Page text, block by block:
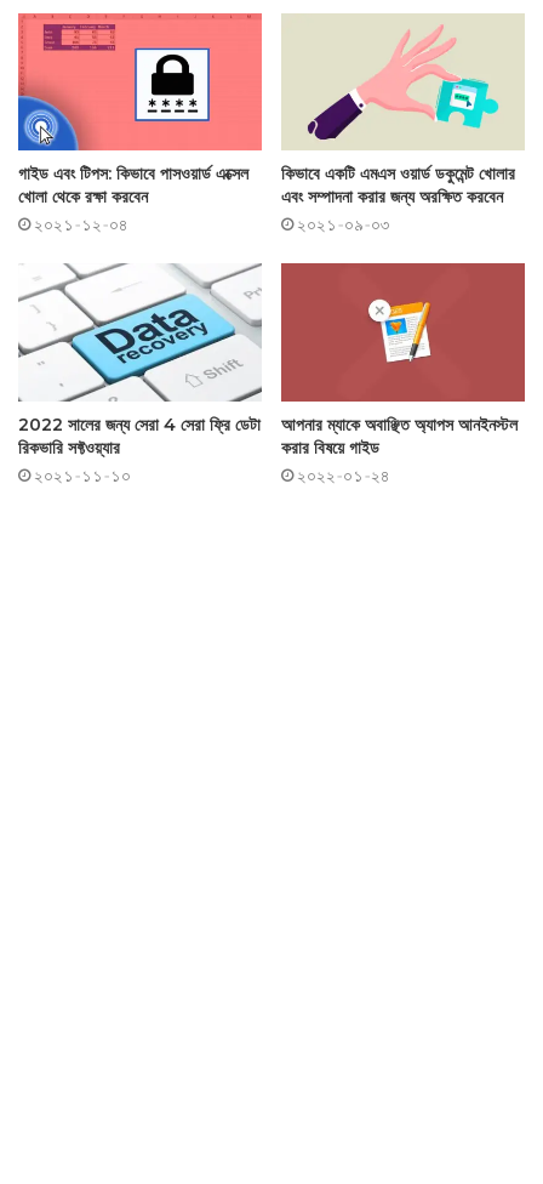
গাইড এবং টিপস: কিভাবে পাসওয়ার্ড এক্সেল
খোলা থেকে রক্ষা করবেন
২০২১-১২-০৪
কিভাবে একটি এমএস ওয়ার্ড ডকুমেন্ট খোলার
এবং সম্পাদনা করার জন্য অরক্ষিত করবেন
২০২১-০৯-০৩
2022 সালের জন্য সেরা 4 সেরা ফ্রি ডেটা
রিকভারি সফ্টওয়্যার
২০২১-১১-১০
আপনার ম্যাকে অবাঞ্ছিত অ্যাপস আনইনস্টল
করার বিষয়ে গাইড
২০২২-০১-২৪